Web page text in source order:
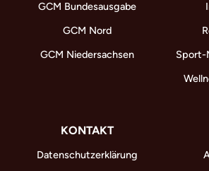
GCM Bundesausgabe
GCM Nord
GCM Niedersachsen
Sport-
KONTAKT
Datenschutzerklärung